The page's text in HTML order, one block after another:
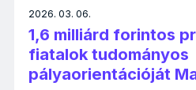
2026. 03. 06.
1,6 milliárd forintos
fiatalok tudományos
pályaorientációját